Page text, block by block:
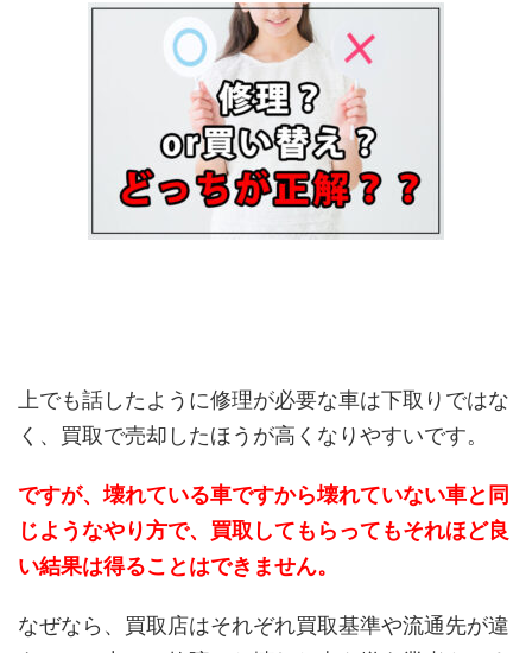
上でも話したように修理が必要な車は下取りではな
く、買取で売却したほうが高くなりやすいです。
ですが、壊れている車ですから壊れていない車と同
じようなやり方で、買取してもらってもそれほど良
い結果は得ることはできません。
なぜなら、買取店はそれぞれ買取基準や流通先が違